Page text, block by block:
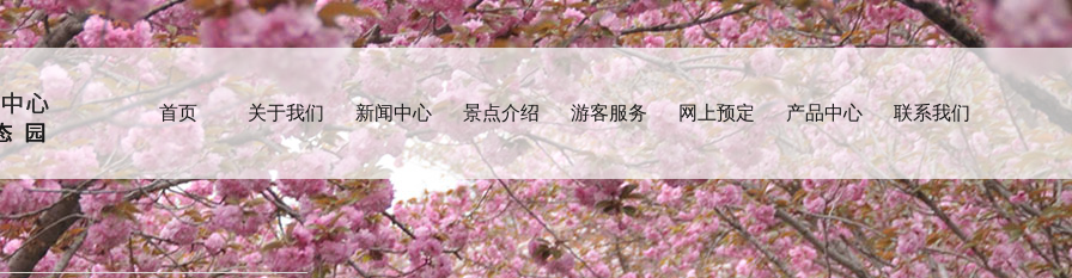
首页 关于我们 新闻中心 景点介绍 游客服务 网上预定 产品中心 联系我们